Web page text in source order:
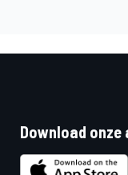
Download onze